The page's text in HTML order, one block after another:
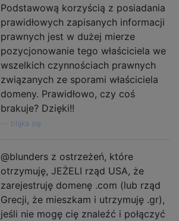
Podstawową korzyścią z posiadania
prawidłowych zapisanych informacji
prawnych jest w dużej mierze
pozycjonowanie tego właściciela we
wszelkich czynnościach prawnych
związanych ze sporami właściciela
domeny. Prawidłowo, czy coś
brakuje? Dzięki!!
błąka się
@blunders z ostrzeżeń, które
otrzymuję, JEŻELI rząd USA, że
zarejestruję domenę .com (lub rząd
Grecji, że mieszkam i utrzymuję .gr),
jeśli nie mogę cię znaleźć i połączyć